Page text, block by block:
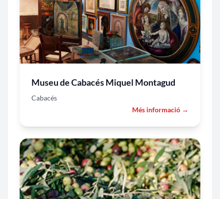
Museu de Cabacés Miquel Montagud
Cabacés
Més informació →